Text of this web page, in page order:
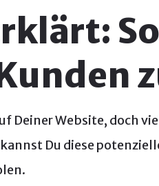
Deiner Website, doch
Du diese